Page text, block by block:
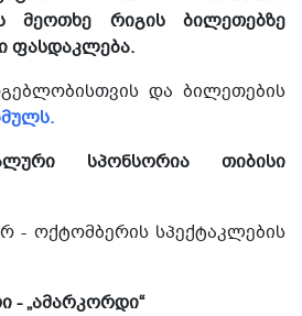
მეოთხე რიგის ბილეთებზე
ფასდაკლება.
და ბილეთების
სპონსორია თიბისი
- ოქტომბერის სპექტაკლების
- „ამარკორდი“